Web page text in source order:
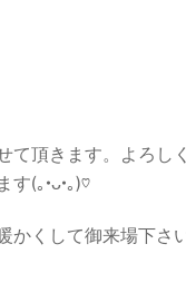
頂きます。よろし
(｡•ᴗ•｡)♡
かくして御来場下さ